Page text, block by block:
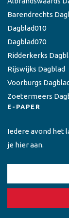
Barendrechts
Dagblad010
Dagblad070
Ridderkerks
Rijswijks Dagblad
Voorburgs
Zoetermeers
E-PAPER
Iedere avond het
je hier aan.